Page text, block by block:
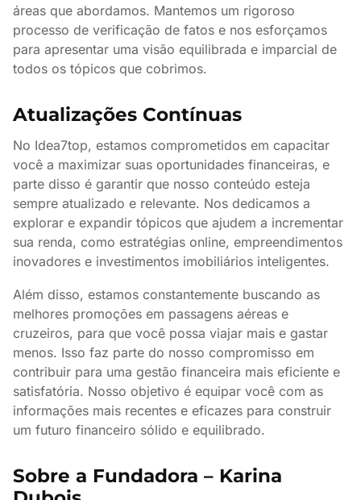
áreas que abordamos. Mantemos um rigoroso
processo de verificação de fatos e nos esforçamos
para apresentar uma visão equilibrada e imparcial de
todos os tópicos que cobrimos.
Atualizações Contínuas
No Idea7top, estamos comprometidos em capacitar
você a maximizar suas oportunidades financeiras, e
parte disso é garantir que nosso conteúdo esteja
sempre atualizado e relevante. Nos dedicamos a
explorar e expandir tópicos que ajudem a incrementar
sua renda, como estratégias online, empreendimentos
inovadores e investimentos imobiliários inteligentes.
Além disso, estamos constantemente buscando as
melhores promoções em passagens aéreas e
cruzeiros, para que você possa viajar mais e gastar
menos. Isso faz parte do nosso compromisso em
contribuir para uma gestão financeira mais eficiente e
satisfatória. Nosso objetivo é equipar você com as
informações mais recentes e eficazes para construir
um futuro financeiro sólido e equilibrado.
Sobre a Fundadora – Karina